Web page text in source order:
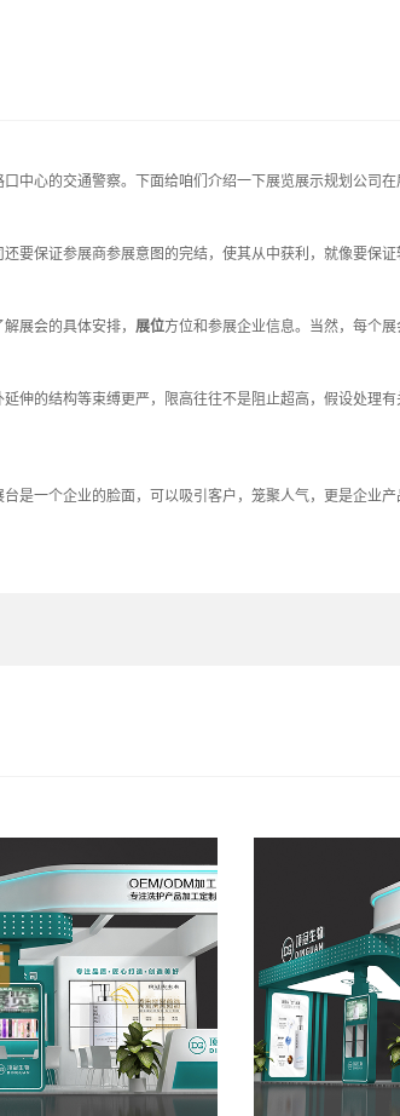
中心的交通警察。下面给咱们介绍一下展览展示规划公司在
保证参展商参展意图的完结，使其从中获利，就像要保证
展会的具体安排， 展位方位和参展企业信息。当然，每个
的结构等束缚更严，限高往往不是阻止超高，假设处理有
一个企业的脸面，可以吸引客户，笼聚人气，更是企业